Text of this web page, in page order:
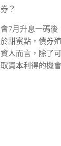
？
7月升息一碼後
甜蜜點，債券
人而言，除了
資本利得的機會